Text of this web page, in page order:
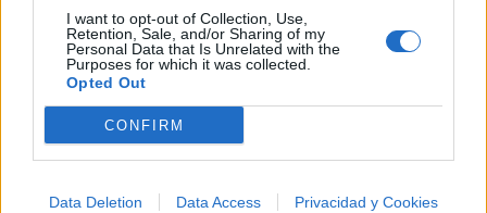
I want to opt-out of Collection, Use,
Retention, Sale, and/or Sharing of my
Personal Data that Is Unrelated with the
Purposes for which it was collected.
Opted Out
CONFIRM
Data Deletion Data Access Privacidad y Cookies
Queen
Iron Maiden